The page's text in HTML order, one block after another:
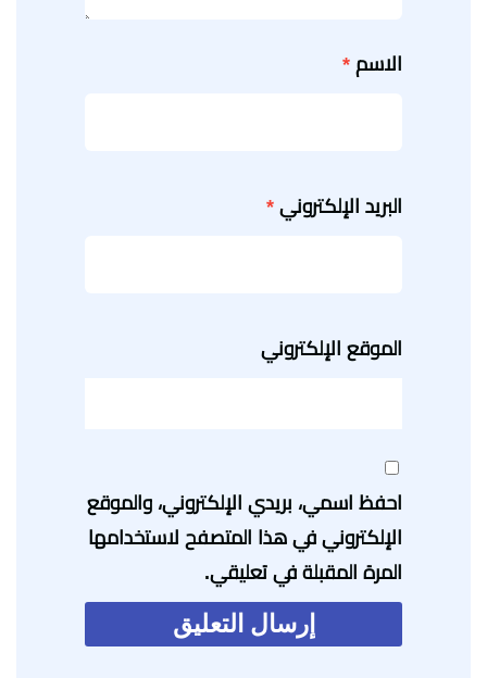
الاسم *
البريد الإلكتروني *
الموقع الإلكتروني
احفظ اسمي، بريدي الإلكتروني، والموقع
الإلكتروني في هذا المتصفح لاستخدامها
المرة المقبلة في تعليقي.